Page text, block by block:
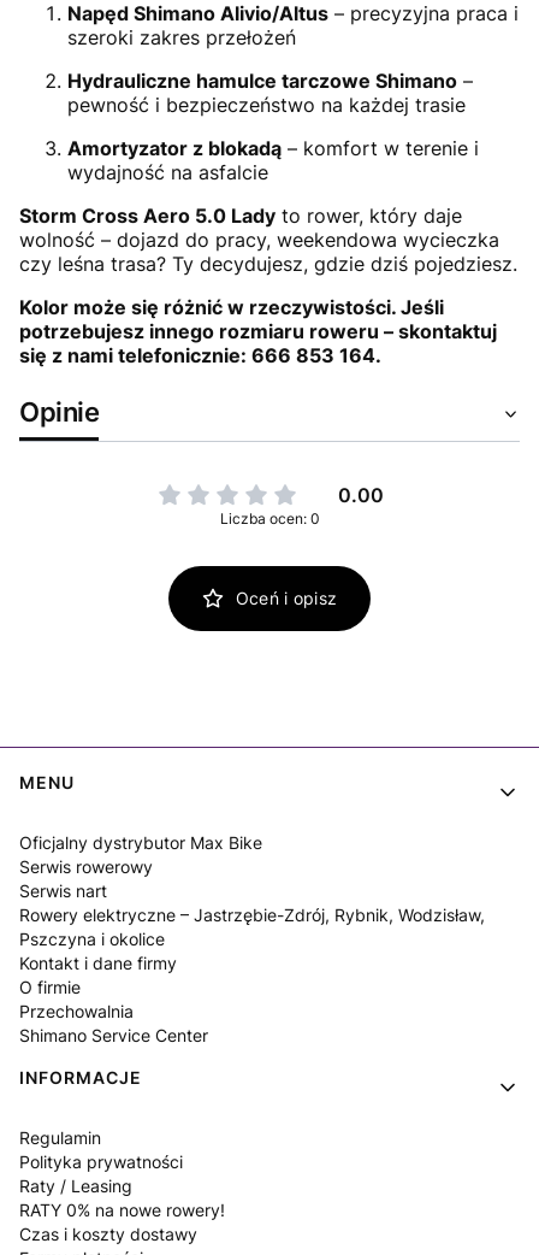
Napęd Shimano Alivio/Altus – precyzyjna praca i
szeroki zakres przełożeń
Hydrauliczne hamulce tarczowe Shimano –
pewność i bezpieczeństwo na każdej trasie
Amortyzator z blokadą – komfort w terenie i
wydajność na asfalcie
Storm Cross Aero 5.0 Lady to rower, który daje
wolność – dojazd do pracy, weekendowa wycieczka
czy leśna trasa? Ty decydujesz, gdzie dziś pojedziesz.
Kolor może się różnić w rzeczywistości. Jeśli
potrzebujesz innego rozmiaru roweru – skontaktuj
się z nami telefonicznie: 666 853 164.
Opinie
0.00
Liczba ocen: 0
Oceń i opisz
Linki w stopce
MENU
Oficjalny dystrybutor Max Bike
Serwis rowerowy
Serwis nart
Rowery elektryczne – Jastrzębie-Zdrój, Rybnik, Wodzisław,
Pszczyna i okolice
Kontakt i dane firmy
O firmie
Przechowalnia
Shimano Service Center
INFORMACJE
Regulamin
Polityka prywatności
Raty / Leasing
RATY 0% na nowe rowery!
Czas i koszty dostawy